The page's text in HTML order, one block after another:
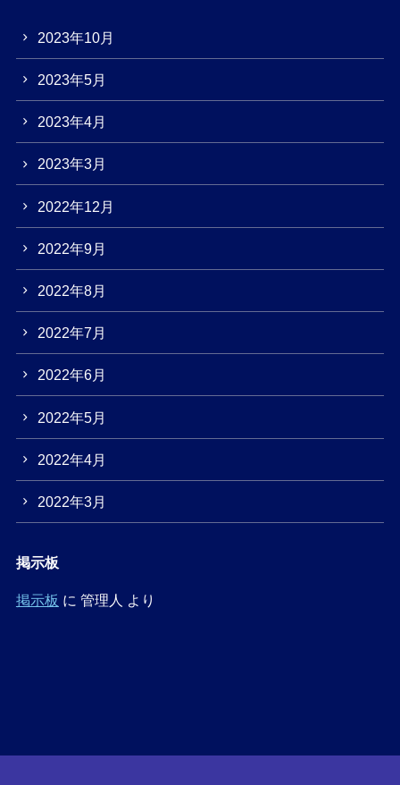
2023年10月
2023年5月
2023年4月
2023年3月
2022年12月
2022年9月
2022年8月
2022年7月
2022年6月
2022年5月
2022年4月
2022年3月
掲示板
掲示板 に 管理人 より